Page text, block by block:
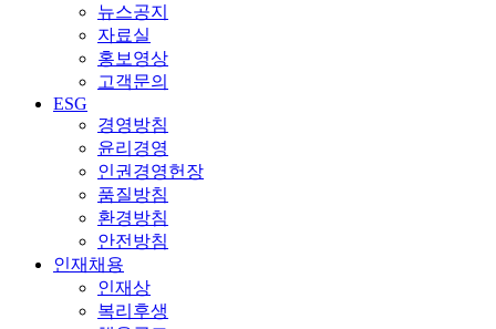
뉴스공지
자료실
홍보영상
고객문의
ESG
경영방침
윤리경영
인권경영헌장
품질방침
환경방침
안전방침
인재채용
인재상
복리후생